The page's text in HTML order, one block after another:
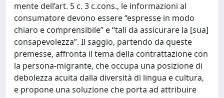
mente dell’art. 5 c. 3 c.cons., le informazioni al
consumatore devono essere “espresse in modo
chiaro e comprensibile” e “tali da assicurare la [sua]
consapevolezza”. Il saggio, partendo da queste
premesse, affronta il tema della contrattazione con
la persona-migrante, che occupa una posizione di
debolezza acuita dalla diversità di lingua e cultura,
e propone una soluzione che porta ad attribuire